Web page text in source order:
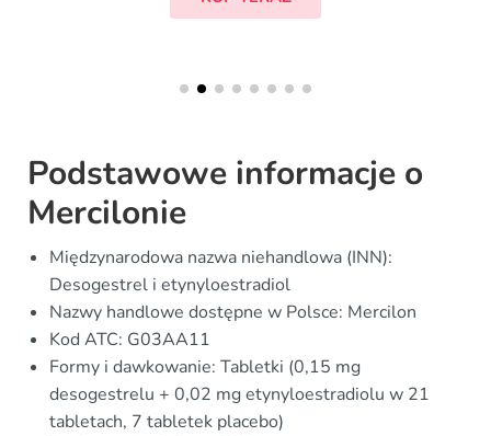
Podstawowe informacje o
Mercilonie
Międzynarodowa nazwa niehandlowa (INN):
Desogestrel i etynyloestradiol
Nazwy handlowe dostępne w Polsce: Mercilon
Kod ATC: G03AA11
Formy i dawkowanie: Tabletki (0,15 mg
desogestrelu + 0,02 mg etynyloestradiolu w 21
tabletach, 7 tabletek placebo)